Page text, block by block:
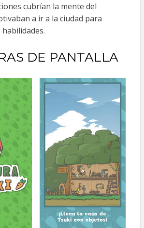
cubrían la mente del
a ir a la ciudad para
DE PANTALLA